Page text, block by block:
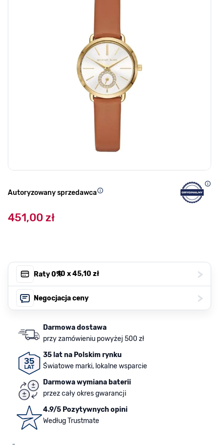
Autoryzowany sprzedawca
451,00 zł
Raty 0%, 10 x45,10 zł >
Negocjacja ceny >
Darmowa dostawa
przy zamówieniu powyżej 500 zł
35 lat na Polskim rynku
Światowe marki, lokalne wsparcie
Darmowa wymiana baterii
przez cały okres gwarancji
4.9/5 Pozytywnych opini
Według Trustmate